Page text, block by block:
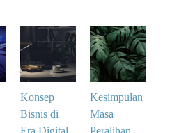
Konsep
Bisnis di
Era Digital
Kesimpulan
Masa
Peralihan